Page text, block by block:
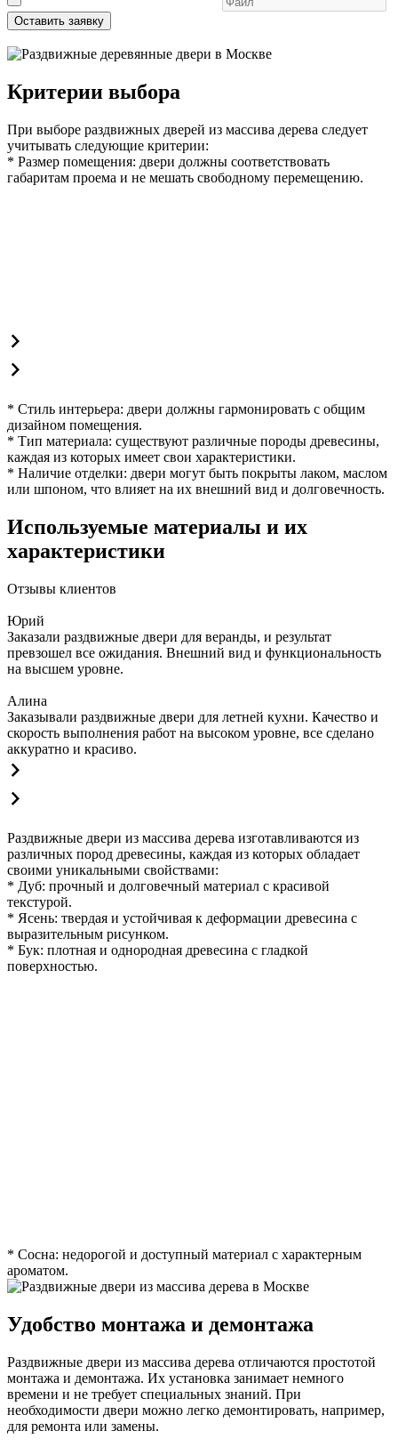
Оставить заявку
Критерии выбора
При выборе раздвижных дверей из массива дерева следует
учитывать следующие критерии:
* Размер помещения: двери должны соответствовать
габаритам проема и не мешать свободному перемещению.
* Стиль интерьера: двери должны гармонировать с общим
дизайном помещения.
* Тип материала: существуют различные породы древесины,
каждая из которых имеет свои характеристики.
* Наличие отделки: двери могут быть покрыты лаком, маслом
или шпоном, что влияет на их внешний вид и долговечность.
Используемые материалы и их
характеристики
Отзывы клиентов
Юрий
Заказали раздвижные двери для веранды, и результат
превзошел все ожидания. Внешний вид и функциональность
на высшем уровне.
Алина
Заказывали раздвижные двери для летней кухни. Качество и
скорость выполнения работ на высоком уровне, все сделано
аккуратно и красиво.
Раздвижные двери из массива дерева изготавливаются из
различных пород древесины, каждая из которых обладает
своими уникальными свойствами:
* Дуб: прочный и долговечный материал с красивой
текстурой.
* Ясень: твердая и устойчивая к деформации древесина с
выразительным рисунком.
* Бук: плотная и однородная древесина с гладкой
поверхностью.
* Сосна: недорогой и доступный материал с характерным
ароматом.
Удобство монтажа и демонтажа
Раздвижные двери из массива дерева отличаются простотой
монтажа и демонтажа. Их установка занимает немного
времени и не требует специальных знаний. При
необходимости двери можно легко демонтировать, например,
для ремонта или замены.